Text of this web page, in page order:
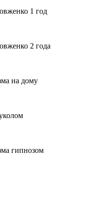
1 год
2 года
на дому
гипнозом